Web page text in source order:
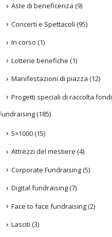
Aste di beneficenza (9)
Concerti e Spettacoli (95)
In corso (1)
Lotterie benefiche (1)
Manifestazioni di piazza (12)
Progetti speciali di raccolta fondi
(185)
5×1000(15)
Attrezzi del mestiere (4)
Corporate Fundraising(5)
Digital fundraising(7)
Face to face fundraising(2)
Lasciti (3)